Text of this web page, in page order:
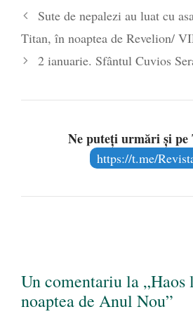
poetului Octavian Goga,
- 16 aprilie 2026
Sute de nepalezi au luat cu
Titan, în noaptea de Revelion/
2 ianuarie. Sfântul Cuvios
Ne puteți urmări și pe
https://t.me/
Un comentariu la
noaptea de Anul Nou”